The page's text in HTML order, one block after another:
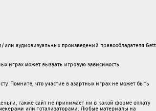
аудиовизуальных произведений правообладателя
играх может вызвать игровую зависимость.
Помните, что участие в азартных играх не может быть
также сайт не принимает ни в какой форме oплaту
или тотализаторами. Любые материалы на